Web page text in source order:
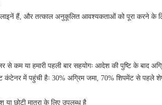
हैं, और तत्काल अनुकूलित आवश्यकताओं को पूरा करने के
से कम या हमारी पहली बार सहयोगः आदेश की पुष्टि के बाद
कंटेनर में पहुंची हैः 30% अग्रिम जमा, 70% शिपमेंट से पहले
छोटी मात्रा के लिए उपलब्ध है